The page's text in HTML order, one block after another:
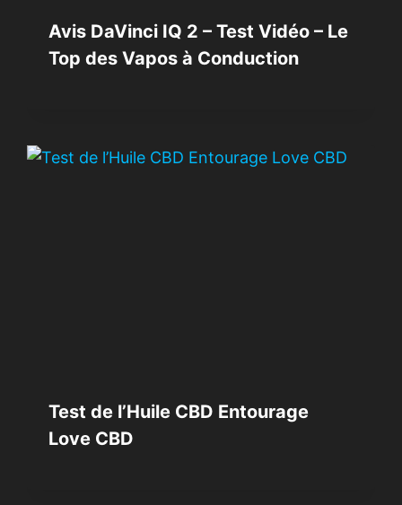
Avis DaVinci IQ 2 – Test Vidéo – Le
Top des Vapos à Conduction
Test de l’Huile CBD Entourage
Love CBD